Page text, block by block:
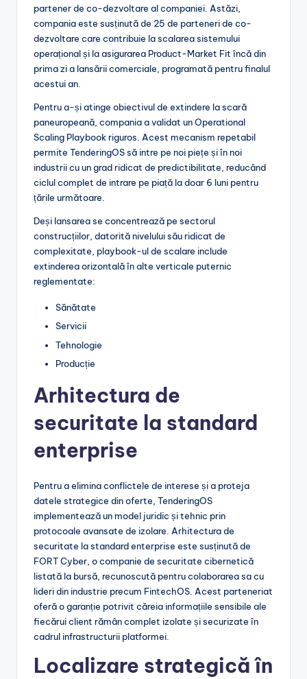
partener de co-dezvoltare al companiei. Astăzi,
compania este susținută de 25 de parteneri de co-
dezvoltare care contribuie la scalarea sistemului
operațional și la asigurarea Product-Market Fit încă din
prima zi a lansării comerciale, programată pentru finalul
acestui an.
Pentru a-și atinge obiectivul de extindere la scară
paneuropeană, compania a validat un Operational
Scaling Playbook riguros. Acest mecanism repetabil
permite TenderingOS să intre pe noi piețe și în noi
industrii cu un grad ridicat de predictibilitate, reducând
ciclul complet de intrare pe piață la doar 6 luni pentru
țările următoare.
Deși lansarea se concentrează pe sectorul
construcțiilor, datorită nivelului său ridicat de
complexitate, playbook-ul de scalare include
extinderea orizontală în alte verticale puternic
reglementate:
Sănătate
Servicii
Tehnologie
Producție
Arhitectura de
securitate la standard
enterprise
Pentru a elimina conflictele de interese și a proteja
datele strategice din oferte, TenderingOS
implementează un model juridic și tehnic prin
protocoale avansate de izolare. Arhitectura de
securitate la standard enterprise este susținută de
FORT Cyber, o companie de securitate cibernetică
listată la bursă, recunoscută pentru colaborarea sa cu
lideri din industrie precum FintechOS. Acest parteneriat
oferă o garanție potrivit căreia informațiile sensibile ale
fiecărui client rămân complet izolate și securizate în
cadrul infrastructurii platformei.
Localizare strategică în